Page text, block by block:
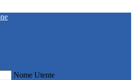
Nome Utente